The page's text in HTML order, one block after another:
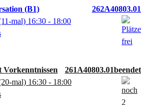
Vorkenntnissen
261A40803.01
mal) 16:30 - 18:00
(B1)
262A40803.01
mal) 16:30 - 18:00